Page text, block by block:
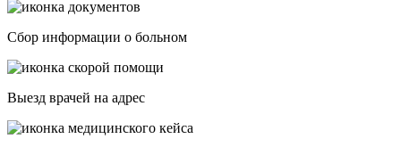
Сбор информации о больном
Выезд врачей на адрес